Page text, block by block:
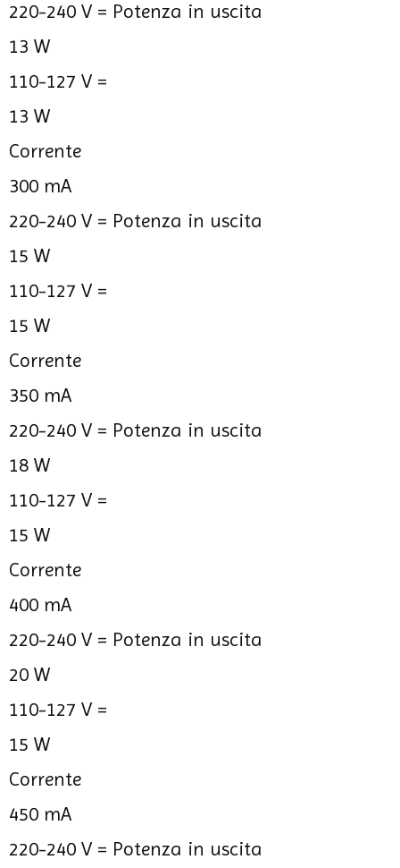
220-240 V = Potenza in uscita
13 W
110-127 V =
13 W
Corrente
300 mA
220-240 V = Potenza in uscita
15 W
110-127 V =
15 W
Corrente
350 mA
220-240 V = Potenza in uscita
18 W
110-127 V =
15 W
Corrente
400 mA
220-240 V = Potenza in uscita
20 W
110-127 V =
15 W
Corrente
450 mA
220-240 V = Potenza in uscita